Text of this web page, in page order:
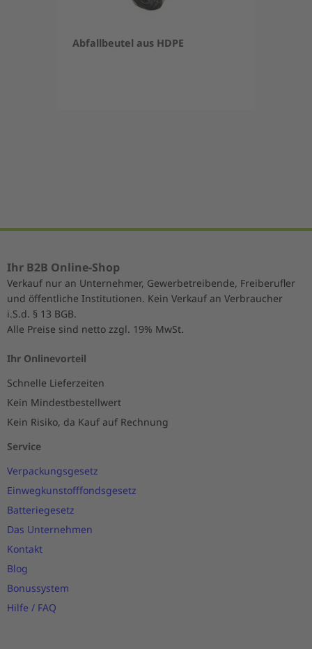
Abfallbeutel aus HDPE
Ihr B2B Online-Shop
Verkauf nur an Unternehmer, Gewerbetreibende, Freiberufler
und öffentliche Institutionen. Kein Verkauf an Verbraucher
i.S.d. § 13 BGB.
Alle Preise sind netto zzgl. 19% MwSt.
Ihr Onlinevorteil
Schnelle Lieferzeiten
Kein Mindestbestellwert
Kein Risiko, da Kauf auf Rechnung
Service
Verpackungsgesetz
Einwegkunstofffondsgesetz
Batteriegesetz
Das Unternehmen
Kontakt
Blog
Bonussystem
Hilfe / FAQ